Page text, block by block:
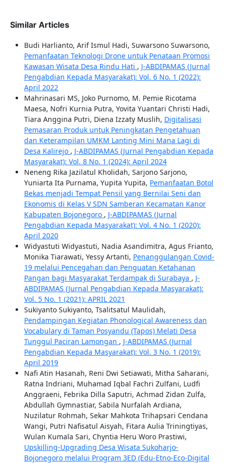
Similar Articles
Budi Harlianto, Arif Ismul Hadi, Suwarsono Suwarsono,
Pemanfaatan Teknologi Drone untuk Penataan Promosi
Kawasan Wisata Desa Rindu Hati , J-ABDIPAMAS (Jurnal
Pengabdian Kepada Masyarakat): Vol. 6 No. 1 (2022):
April 2022
Mahrinasari MS, Joko Purnomo, M. Pemie Ricotama
Maesa, Nofri Kurnia Putra, Yovita Yuantari Christi Hadi,
Tiara Anggina Putri, Diena Izzaty Muslih, Digitalisasi
Pemasaran Produk untuk Peningkatan Pengetahuan
dan Keterampilan UMKM Lanting Mini Mana Lagi di
Desa Kalirejo , J-ABDIPAMAS (Jurnal Pengabdian Kepada
Masyarakat): Vol. 8 No. 1 (2024): April 2024
Neneng Rika Jazilatul Kholidah, Sarjono Sarjono,
Yuniarta Ita Purnama, Yupita Yupita, Pemanfaatan Botol
Bekas menjadi Tempat Pensil yang Bernilai Seni dan
Ekonomis di Kelas V SDN Samberan Kecamatan Kanor
Kabupaten Bojonegoro , J-ABDIPAMAS (Jurnal
Pengabdian Kepada Masyarakat): Vol. 4 No. 1 (2020):
April 2020
Widyastuti Widyastuti, Nadia Asandimitra, Agus Frianto,
Monika Tiarawati, Yessy Artanti, Penanggulangan Covid-
19 melalui Pencegahan dan Penguatan Ketahanan
Pangan bagi Masyarakat Terdampak di Surabaya , J-
ABDIPAMAS (Jurnal Pengabdian Kepada Masyarakat):
Vol. 5 No. 1 (2021): APRIL 2021
Sukiyanto Sukiyanto, Tsalitsatul Maulidah,
Pendampingan Kegiatan Phonological Awareness dan
Vocabulary di Taman Posyandu (Tapos) Melati Desa
Tunggul Paciran Lamongan , J-ABDIPAMAS (Jurnal
Pengabdian Kepada Masyarakat): Vol. 3 No. 1 (2019):
April 2019
Nafi Atin Hasanah, Reni Dwi Setiawati, Mitha Saharani,
Ratna Indriani, Muhamad Iqbal Fachri Zulfani, Ludfi
Anggraeni, Febrika Dilla Saputri, Achmad Zidan Zulfa,
Abdullah Gymnastiar, Sabila Nurfalah Ardiana,
Nuzilatur Rohmah, Sekar Mahkota Trihapsari Cendana
Wangi, Putri Nafisatul Aisyah, Fitara Aulia Triningtiyas,
Wulan Kumala Sari, Chyntia Heru Woro Prastiwi,
Upskilling-Upgrading Desa Wisata Sukoharjo-
Bojonegoro melalui Program 3ED (Edu-Etno-Eco-Digital